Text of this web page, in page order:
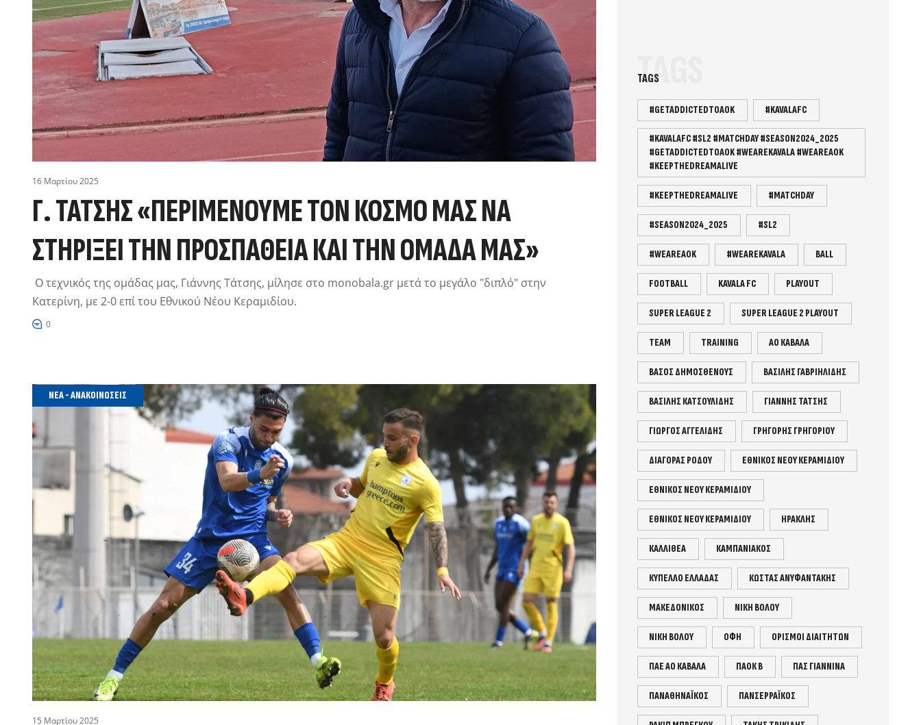
16 Μαρτίου 2025
Γ. ΤΆΤΣΗΣ «ΠΕΡΙΜΈΝΟΥΜΕ ΤΟΝ ΚΌΣΜΟ ΜΑΣ ΝΑ
ΣΤΗΡΊΞΕΙ ΤΗΝ ΠΡΟΣΠΆΘΕΙΑ ΚΑΙ ΤΗΝ ΟΜΆΔΑ ΜΑΣ»
Ο τεχνικός της ομάδας μας, Γιάννης Τάτσης, μίλησε στο monobala.gr μετά το μεγάλο "διπλό" στην
Κατερίνη, με 2-0 επί του Εθνικού Νέου Κεραμιδίου.
0
ΝΈΑ - ΑΝΑΚΟΙΝΏΣΕΙΣ
15 Μαρτίου 2025
TAGS
TAGS
#GETADDICTEDTOAOK #KAVALAFC
#KAVALAFC #SL2 #MATCHDAY #SEASON2024_2025
#GETADDICTEDTOAOK #WEAREKAVALA #WEAREAOK
#KEEPTHEDREAMALIVE
#KEEPTHEDREAMALIVE #MATCHDAY
#SEASON2024_2025 #SL2
#WEAREAOK #WEAREKAVALA BALL
FOOTBALL KAVALA FC PLAYOUT
SUPER LEAGUE 2 SUPER LEAGUE 2 PLAYOUT
TEAM TRAINING ΑΟ ΚΑΒΑΛΑ
ΒΆΣΟΣ ΔΗΜΟΣΘΕΝΟΥΣ ΒΑΣΙΛΗΣ ΓΑΒΡΙΗΛΙΔΗΣ
ΒΑΣΙΛΗΣ ΚΑΤΣΟΥΛΙΔΗΣ ΓΙΑΝΝΗΣ ΤΑΤΣΗΣ
ΓΙΩΡΓΟΣ ΑΓΓΕΛΙΔΗΣ ΓΡΗΓΟΡΗΣ ΓΡΗΓΟΡΙΟΥ
ΔΙΑΓΟΡΑΣ ΡΟΔΟΥ ΕΘΝΙΚΟΣ ΝΕΟΥ ΚΕΡΑΜΙΔΙΟΥ
ΕΘΝΙΚΌΣ ΝΈΟΥ ΚΕΡΑΜΙΔΊΟΥ
ΕΘΝΙΚΌΣ ΝΕΟΥ ΚΕΡΑΜΙΔΙΟΥ ΗΡΑΚΛΗΣ
ΚΑΛΛΙΘΕΑ ΚΑΜΠΑΝΙΑΚΟΣ
ΚΥΠΕΛΛΟ ΕΛΛΑΔΑΣ ΚΩΣΤΑΣ ΑΝΥΦΑΝΤΑΚΗΣ
ΜΑΚΕΔΟΝΙΚΟΣ ΝΊΚΗ ΒΌΛΟΥ
ΝΙΚΗ ΒΟΛΟΥ ΟΦΗ ΟΡΙΣΜΟΙ ΔΙΑΙΤΗΤΩΝ
ΠΑΕ ΑΟ ΚΑΒΑΛΑ ΠΑΟΚ Β ΠΑΣ ΓΙΑΝΝΙΝΑ
ΠΑΝΑΘΗΝΑΪΚΟΣ ΠΑΝΣΕΡΡΑΪΚΟΣ